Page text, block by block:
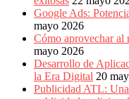
Google Ads:
mayo 2026
Cómo aprovechar
mayo 2026
Desarrollo de
la Era Digital 20
Publicidad ATL: